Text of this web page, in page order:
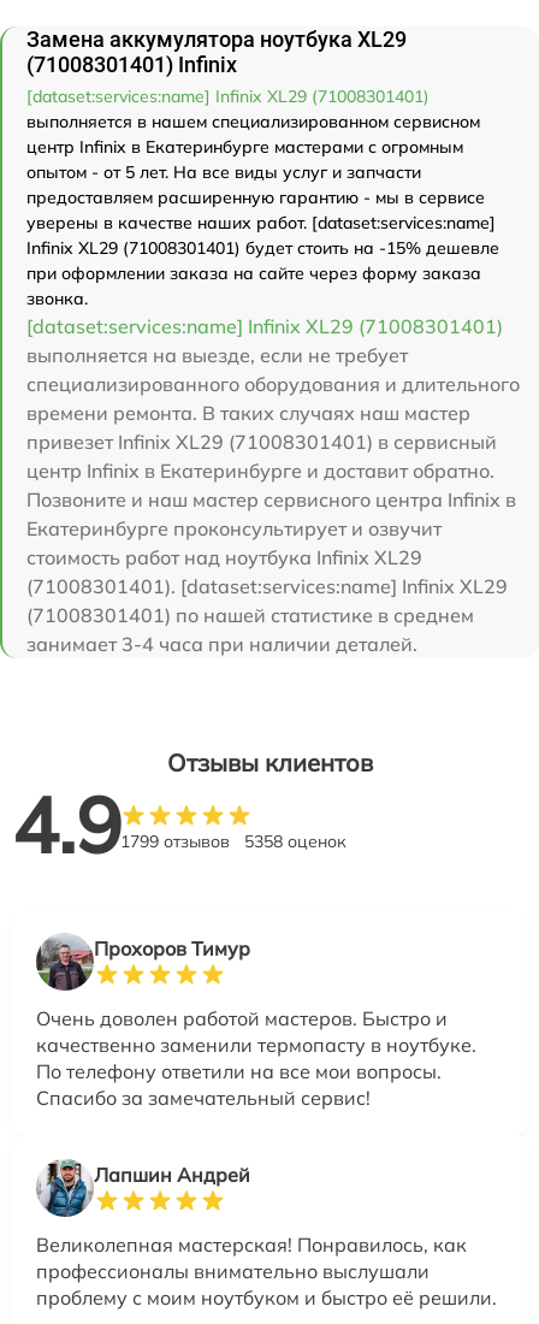
Замена аккумулятора ноутбука XL29
(71008301401) Infinix
[dataset:services:name] Infinix XL29 (71008301401)
выполняется в нашем специализированном сервисном
центр Infinix в Екатеринбурге мастерами с огромным
опытом - от 5 лет. На все виды услуг и запчасти
предоставляем расширенную гарантию - мы в сервисе
уверены в качестве наших работ. [dataset:services:name]
Infinix XL29 (71008301401) будет стоить на -15% дешевле
при оформлении заказа на сайте через форму заказа
звонка.
[dataset:services:name] Infinix XL29 (71008301401)
выполняется на выезде, если не требует
специализированного оборудования и длительного
времени ремонта. В таких случаях наш мастер
привезет Infinix XL29 (71008301401) в сервисный
центр Infinix в Екатеринбурге и доставит обратно.
Позвоните и наш мастер сервисного центра Infinix в
Екатеринбурге проконсультирует и озвучит
стоимость работ над ноутбука Infinix XL29
(71008301401). [dataset:services:name] Infinix XL29
(71008301401) по нашей статистике в среднем
занимает 3-4 часа при наличии деталей.
Отзывы клиентов
4.91799 отзывов 5358 оценок
Прохоров Тимур
Очень доволен работой мастеров. Быстро и
качественно заменили термопасту в ноутбуке.
По телефону ответили на все мои вопросы.
Спасибо за замечательный сервис!
Лапшин Андрей
Великолепная мастерская! Понравилось, как
профессионалы внимательно выслушали
проблему с моим ноутбуком и быстро её решили.